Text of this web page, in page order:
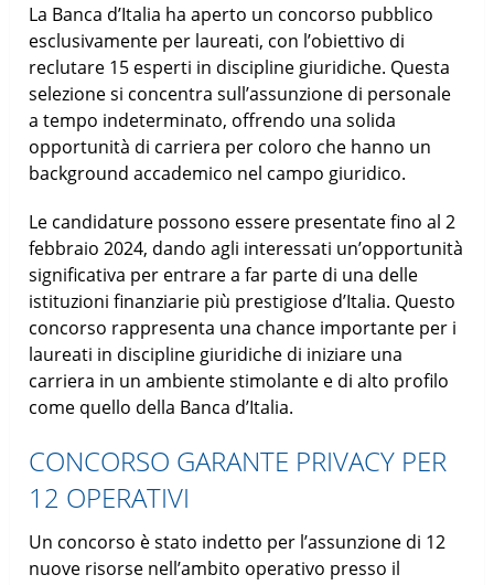
La Banca d’Italia ha aperto un concorso pubblico
esclusivamente per laureati, con l’obiettivo di
reclutare 15 esperti in discipline giuridiche. Questa
selezione si concentra sull’assunzione di personale
a tempo indeterminato, offrendo una solida
opportunità di carriera per coloro che hanno un
background accademico nel campo giuridico.
Le candidature possono essere presentate fino al 2
febbraio 2024, dando agli interessati un’opportunità
significativa per entrare a far parte di una delle
istituzioni finanziarie più prestigiose d’Italia. Questo
concorso rappresenta una chance importante per i
laureati in discipline giuridiche di iniziare una
carriera in un ambiente stimolante e di alto profilo
come quello della Banca d’Italia.
CONCORSO GARANTE PRIVACY PER
12 OPERATIVI
Un concorso è stato indetto per l’assunzione di 12
nuove risorse nell’ambito operativo presso il